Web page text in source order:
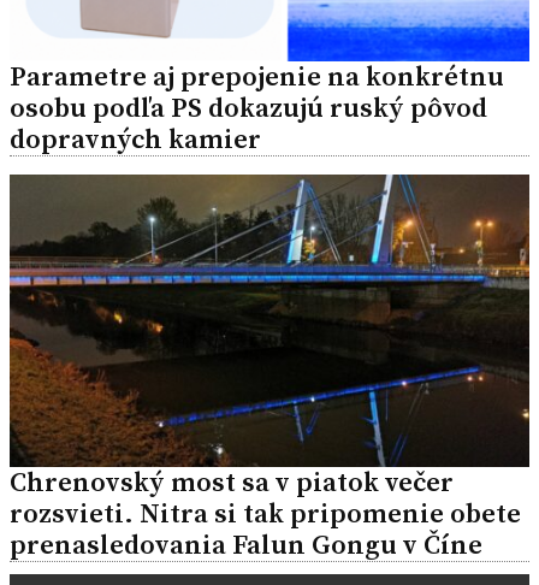
Parametre aj prepojenie na konkrétnu
osobu podľa PS dokazujú ruský pôvod
dopravných kamier
Chrenovský most sa v piatok večer
rozsvieti. Nitra si tak pripomenie obete
prenasledovania Falun Gongu v Číne